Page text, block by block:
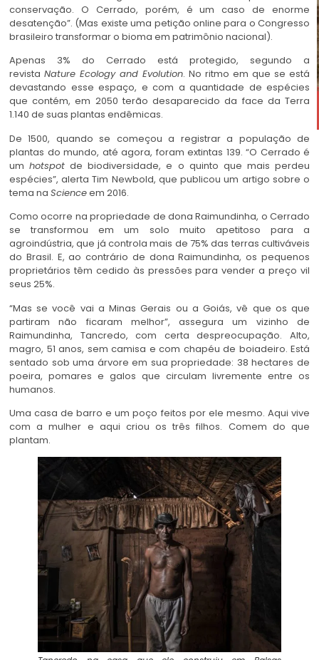
conservação. O Cerrado, porém, é um caso de enorme
desatenção”. (Mas existe uma petição online para o Congresso
brasileiro transformar o bioma em patrimônio nacional).
Apenas 3% do Cerrado está protegido, segundo a
revista Nature Ecology and Evolution. No ritmo em que se está
devastando esse espaço, e com a quantidade de espécies
que contém, em 2050 terão desaparecido da face da Terra
1.140 de suas plantas endêmicas.
De 1500, quando se começou a registrar a população de
plantas do mundo, até agora, foram extintas 139. “O Cerrado é
umhotspot de biodiversidade, e o quinto que mais perdeu
espécies”, alerta Tim Newbold, que publicou um artigo sobre o
tema na Scienceem 2016.
Como ocorre na propriedade de dona Raimundinha, o Cerrado
se transformou em um solo muito apetitoso para a
agroindústria, que já controla mais de 75% das terras cultiváveis
do Brasil. E, ao contrário de dona Raimundinha, os pequenos
proprietários têm cedido às pressões para vender a preço vil
seus 25%.
“Mas se você vai a Minas Gerais ou a Goiás, vê que os que
partiram não ficaram melhor”, assegura um vizinho de
Raimundinha, Tancredo, com certa despreocupação. Alto,
magro, 51 anos, sem camisa e com chapéu de boiadeiro. Está
sentado sob uma árvore em sua propriedade: 38 hectares de
poeira, pomares e galos que circulam livremente entre os
humanos.
Uma casa de barro e um poço feitos por ele mesmo. Aqui vive
com a mulher e aqui criou os três filhos. Comem do que
plantam.